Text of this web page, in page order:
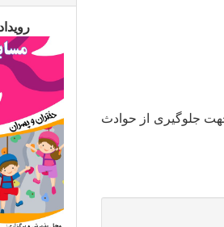
جلوگیری از حوادث